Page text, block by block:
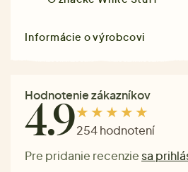
Informácie o výrobcovi
Hodnotenie zákazníkov
4.9254 hodnotení
Pre pridanie recenzie sa